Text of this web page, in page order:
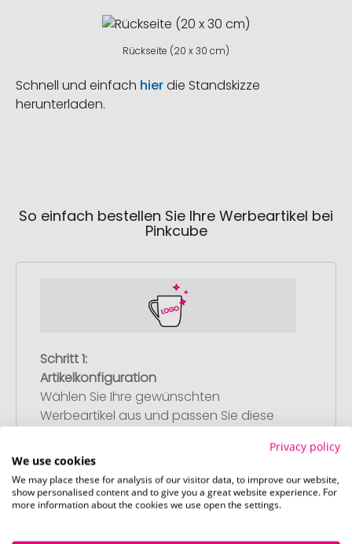
Rückseite (20 x 30 cm)
Schnell und einfach hierdie Standskizze
herunterladen.
So einfach bestellen Sie Ihre Werbeartikel bei
Pinkcube
Schritt 1:
Artikelkonfiguration
Wählen Sie Ihre gewünschten
Werbeartikel aus und passen Sie diese
Anschließend legen Sie die konfigurierten
Artikel in Ihren Warenkorb.
Privacy policy
We use cookies
We may place these for analysis of our visitor data, to improve our website,
show personalised content and to give you a great website experience. For
more information about the cookies we use open the settings.